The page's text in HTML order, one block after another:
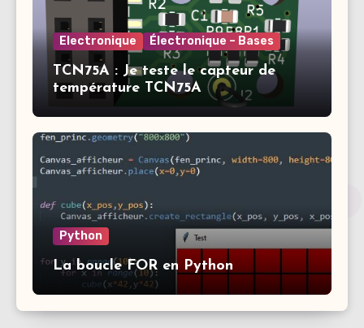
Electronique Électronique – Bases
TCN75A : Je teste le capteur de
température TCN75A
Python
La boucle FOR en Python